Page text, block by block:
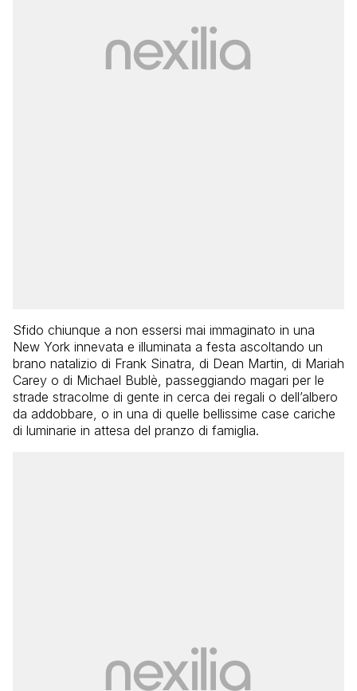
Sfido chiunque a non essersi mai immaginato in una
New York innevata e illuminata a festa ascoltando un
brano natalizio di Frank Sinatra, di Dean Martin, di Mariah
Carey o di Michael Bublè, passeggiando magari per le
strade stracolme di gente in cerca dei regali o dell’albero
da addobbare, o in una di quelle bellissime case cariche
di luminarie in attesa del pranzo di famiglia.